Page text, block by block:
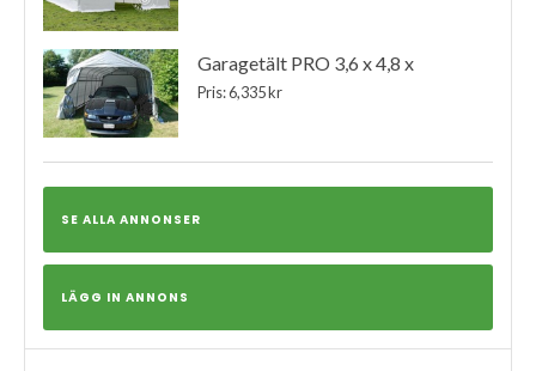
Garagetält PRO 3,6 x 4,8 x
Pris: 6,335 kr
SE ALLA ANNONSER
LÄGG IN ANNONS